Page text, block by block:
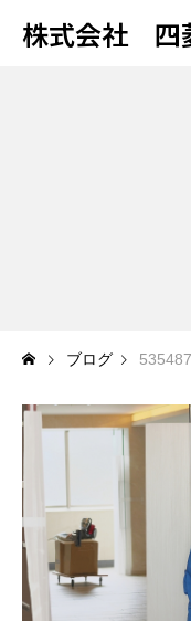
株式会社 四
RECRUIT
募集要項
PARTNER
ブログ